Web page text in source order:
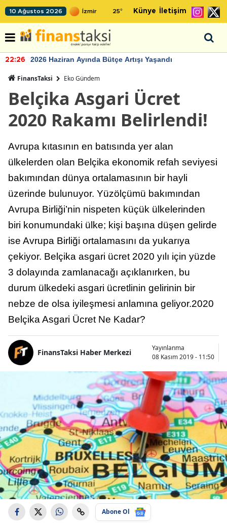
10 Ağustos 2026 25° Künye İletişim
22:26 2026 Haziran Ayında Bütçe Artışı Yaşandı
FinansTaksi Eko Gündem
Belçika Asgari Ücret
2020 Rakamı Belirlendi!
Avrupa kıtasının en batısında yer alan
ülkelerden olan Belçika ekonomik refah seviyesi
bakımından dünya ortalamasının bir hayli
üzerinde bulunuyor. Yüzölçümü bakımından
Avrupa Birliği’nin nispeten küçük ülkelerinden
biri konumundaki ülke; kişi başına düşen gelirde
ise Avrupa Birliği ortalamasını da yukarıya
çekiyor. Belçika asgari ücret 2020 yılı için yüzde
3 dolayında zamlanacağı açıklanırken, bu
durum ülkedeki asgari ücretlinin gelirinin bir
nebze de olsa iyileşmesi anlamına geliyor.2020
Belçika Asgari Ücret Ne Kadar?
FinansTaksi Haber Merkezi
Yayınlanma
08 Kasım 2019 - 11:50
Abone Ol